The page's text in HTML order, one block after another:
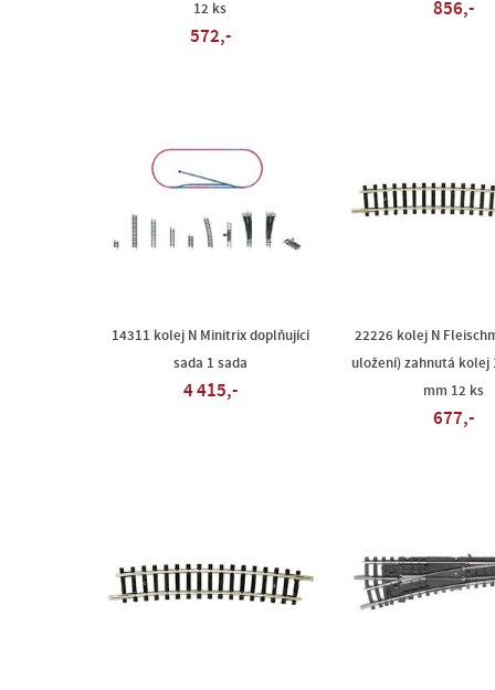
12 ks
572,-
856,-
14311 kolej N Minitrix doplňující
sada 1 sada
4 415,-
22226 kolej N
uložení) zahnutá kolej
mm 12 ks
677,-